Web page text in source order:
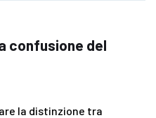
confusione del
la distinzione tra